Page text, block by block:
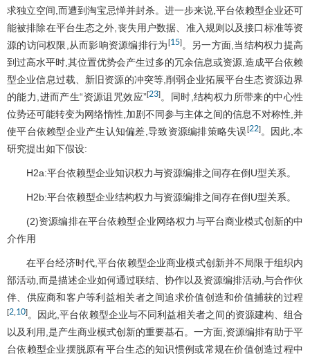
求独立空间,而遭到淘宝忌惮并封杀。进一步来说,平台依赖型企业还可
能被排除在平台生态之外,丧失用户数据、准入规则以及接口标准等资
源的访问权限,从而影响资源编排行为[15]。另一方面,当结构权力提高
到过高水平时,其位置优势会产生过多的冗余信息或资源,造成平台依赖
型企业信息过载、新旧资源的冲突等,削弱企业拓展平台生态资源边界
的能力,进而产生“资源诅咒效应”[23]。同时,结构权力所带来的中心性
位势还可能转变为网络惰性,加剧不同参与主体之间的信息不对称性,并
使平台依赖型企业产生认知偏差,导致资源编排策略失误[22]。因此,本
研究提出如下假设:
H2a:平台依赖型企业知识权力与资源编排之间存在倒U型关系。
H2b:平台依赖型企业结构权力与资源编排之间存在倒U型关系。
(2)资源编排在平台依赖型企业网络权力与平台商业模式创新的中
介作用
在平台经济时代,平台依赖型企业商业模式创新并不局限于组织内
部活动,而是描述企业如何通过联结、协作以及资源编排活动,与合作伙
伴、供应商和客户等利益相关者之间追求价值创造和价值捕获的过程
[2 10]。因此,平台依赖型企业与不同利益相关者之间的资源建构、组合
以及利用,是产生商业模式创新的重要基石。一方面,资源编排有助于平
台依赖型企业摆脱原有平台生态的知识惯例或常规在价值创造过程中